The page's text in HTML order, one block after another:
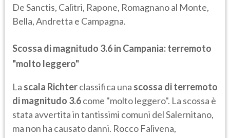
De Sanctis, Calitri, Rapone, Romagnano al Monte,
Bella, Andretta e Campagna.
Scossa di magnitudo 3.6 in Campania: terremoto
"molto leggero"
La scala Richterclassifica una scossa di terremoto
di magnitudo 3.6come "molto leggero". La scossa è
stata avvertita in tantissimi comuni del Salernitano,
ma non ha causato danni. Rocco Falivena,